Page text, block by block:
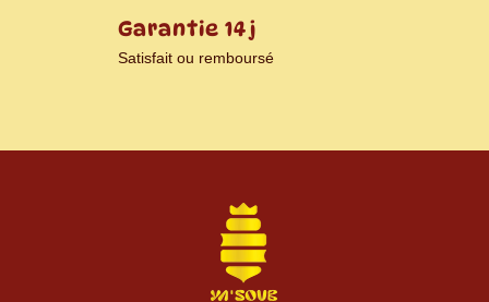
Garantie 14 j
Satisfait ou remboursé